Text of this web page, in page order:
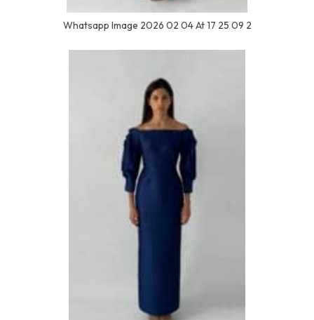
Whatsapp Image 2026 02 04 At 17 25 09 2